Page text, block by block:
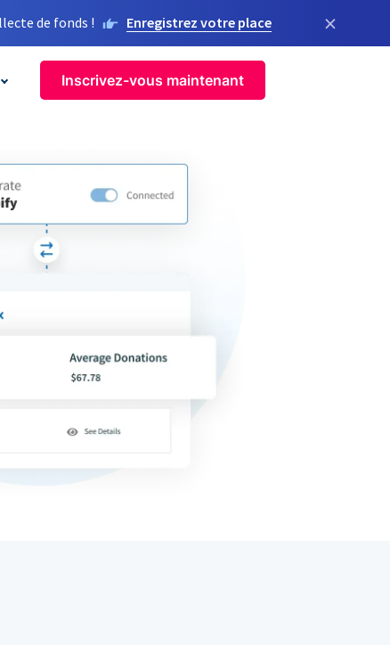
de fonds ! Enregistrez votre place ×
Inscrivez-vous maintenant